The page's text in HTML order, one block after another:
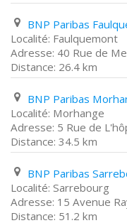
Faulquemont
40 Rue de
26.4 km
Morhange
5 Rue de
34.5 km
Sarrebourg
15 Avenue
51.2 km